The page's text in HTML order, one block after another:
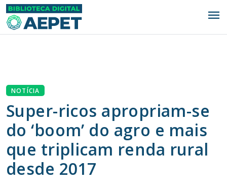
menu
NOTÍCIA
Super-ricos apropriam-se
do ‘boom’ do agro e mais
que triplicam renda rural
desde 2017